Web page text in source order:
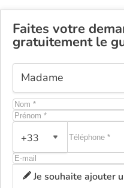
Faites votre
gratuitement le
+33
Je souhaite ajouter